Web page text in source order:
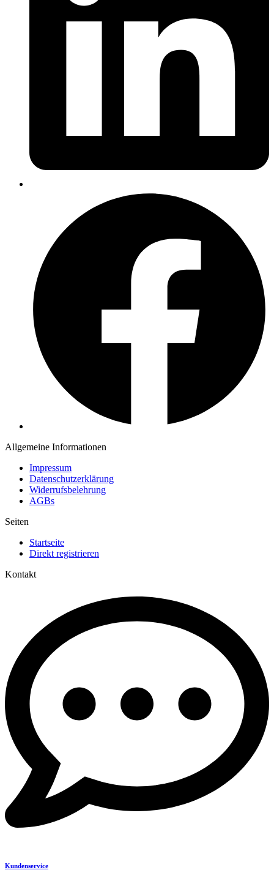
Allgemeine Informationen
Impressum
Datenschutzerklärung
Widerrufsbelehrung
AGBs
Seiten
Startseite
Direkt registrieren
Kontakt
Kundenservice